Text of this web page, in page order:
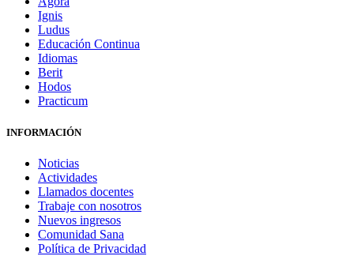
Ignis
Ludus
Educación Continua
Idiomas
Berit
Hodos
Practicum
INFORMACIÓN
Noticias
Actividades
Llamados docentes
Trabaje con nosotros
Nuevos ingresos
Comunidad Sana
Política de Privacidad